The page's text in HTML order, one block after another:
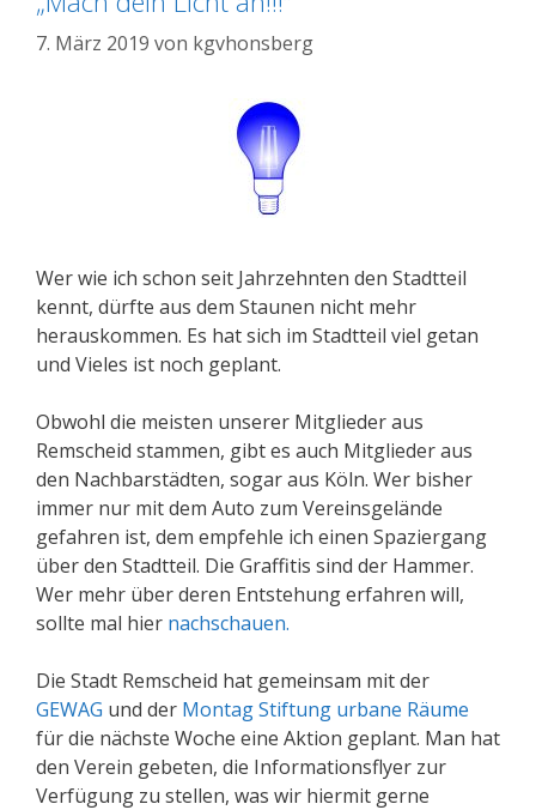
7. März 2019 von kgvhonsberg
Wer wie ich schon seit Jahrzehnten den Stadtteil
kennt, dürfte aus dem Staunen nicht mehr
herauskommen. Es hat sich im Stadtteil viel getan
und Vieles ist noch geplant.
Obwohl die meisten unserer Mitglieder aus
Remscheid stammen, gibt es auch Mitglieder aus
den Nachbarstädten, sogar aus Köln. Wer bisher
immer nur mit dem Auto zum Vereinsgelände
gefahren ist, dem empfehle ich einen Spaziergang
über den Stadtteil. Die Graffitis sind der Hammer.
Wer mehr über deren Entstehung erfahren will,
sollte mal hier nachschauen.
Die Stadt Remscheid hat gemeinsam mit der
GEWAG und der Montag Stiftung urbane Räume
für die nächste Woche eine Aktion geplant. Man hat
den Verein gebeten, die Informationsflyer zur
Verfügung zu stellen, was wir hiermit gerne